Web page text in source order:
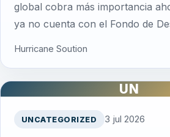
global cobra más importancia
ya no cuenta con el Fondo de
Hurricane Soution
UN
UNCATEGORIZED 3 jul 2026